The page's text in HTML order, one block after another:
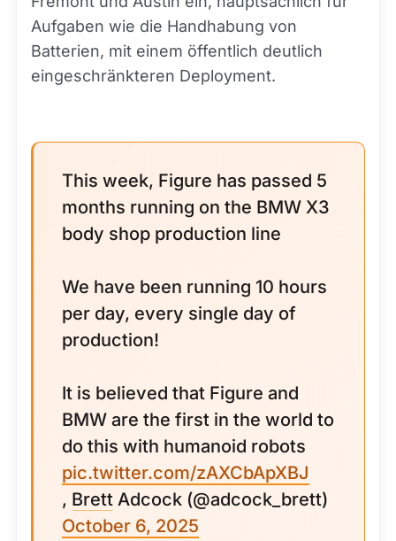
Aufgaben wie die Handhabung von
Batterien, mit einem öffentlich deutlich
eingeschränkteren Deployment.
This week, Figure has passed 5
months running on the BMW X3
body shop production line
We have been running 10 hours
per day, every single day of
production!
It is believed that Figure and
BMW are the first in the world to
do this with humanoid robots
pic.twitter.com/zAXCbApXBJ
, Brett Adcock (@adcock_brett)
October 6, 2025